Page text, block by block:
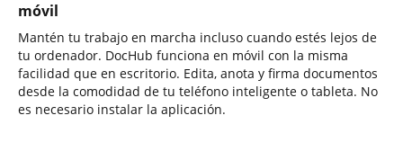
móvil
Mantén tu trabajo en marcha incluso cuando estés lejos de
tu ordenador. DocHub funciona en móvil con la misma
facilidad que en escritorio. Edita, anota y firma documentos
desde la comodidad de tu teléfono inteligente o tableta. No
es necesario instalar la aplicación.